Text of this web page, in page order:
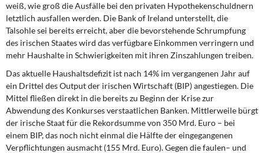
weiß, wie groß die Ausfälle bei den privaten Hypothekenschuldnern
letztlich ausfallen werden. Die Bank of Ireland unterstellt, die
Talsohle sei bereits erreicht, aber die bevorstehende Schrumpfung
des irischen Staates wird das verfügbare Einkommen verringern und
mehr Haushalte in Schwierigkeiten mit ihren Zinszahlungen treiben.
Das aktuelle Haushaltsdefizit ist nach 14% im vergangenen Jahr auf
ein Drittel des Output der irischen Wirtschaft (BIP) angestiegen. Die
Mittel fließen direkt in die bereits zu Beginn der Krise zur
Abwendung des Konkurses verstaatlichen Banken. Mittlerweile bürgt
der irische Staat für die Rekordsumme von 350 Mrd. Euro – bei
einem BIP, das noch nicht einmal die Hälfte der eingegangenen
Verpflichtungen ausmacht (155 Mrd. Euro). Gegen die faulen– und